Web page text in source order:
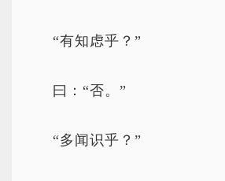
“有知虑乎？”
曰：“否。”
“多闻识乎？”